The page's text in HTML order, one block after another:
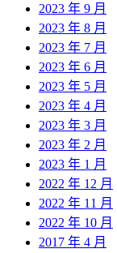
2023 年 9 月
2023 年 8 月
2023 年 7 月
2023 年 6 月
2023 年 5 月
2023 年 4 月
2023 年 3 月
2023 年 2 月
2023 年 1 月
2022 年 12 月
2022 年 11 月
2022 年 10 月
2017 年 4 月